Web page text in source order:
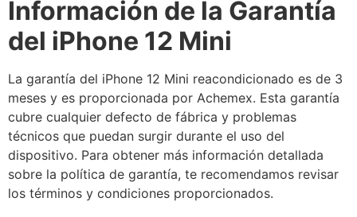
Información de la Garantía
del iPhone 12 Mini
La garantía del iPhone 12 Mini reacondicionado es de 3
meses y es proporcionada por Achemex. Esta garantía
cubre cualquier defecto de fábrica y problemas
técnicos que puedan surgir durante el uso del
dispositivo. Para obtener más información detallada
sobre la política de garantía, te recomendamos revisar
los términos y condiciones proporcionados.